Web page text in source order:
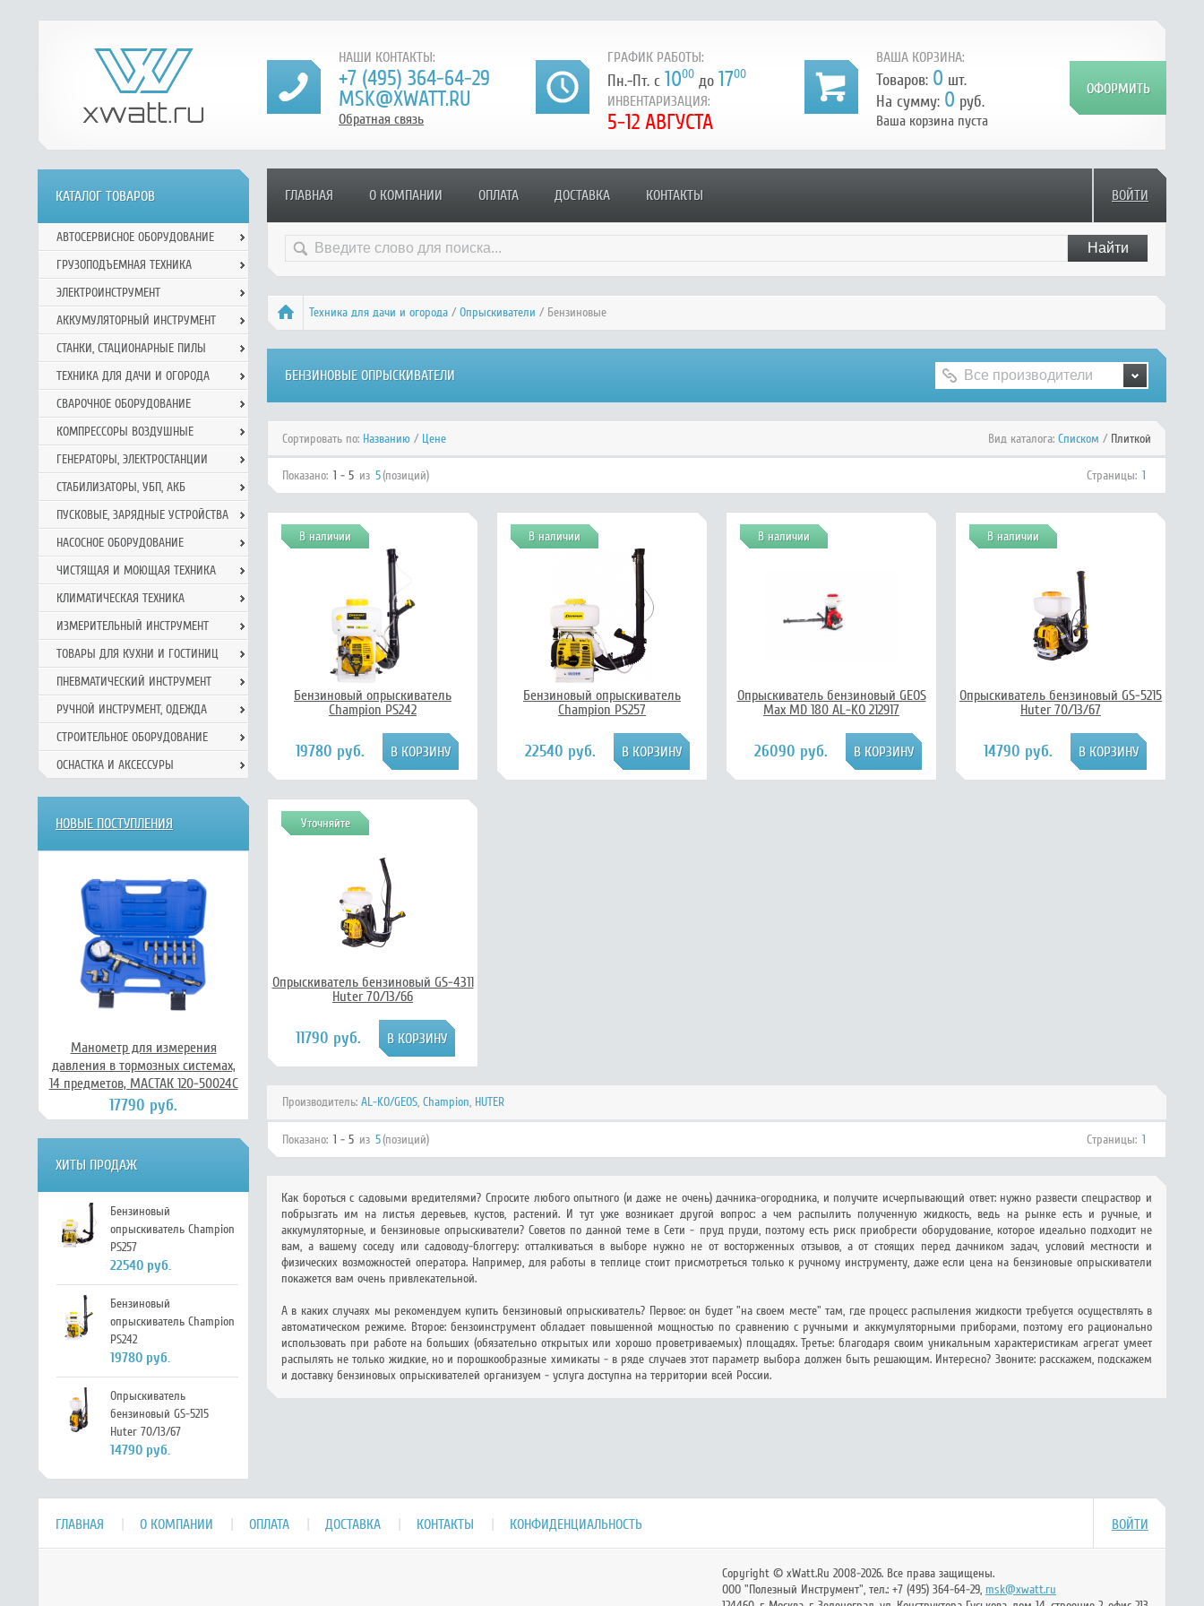
НАШИ КОНТАКТЫ:
+7 (495) 364-64-29
MSK@XWATT.RU
Обратная связь
ГРАФИК РАБОТЫ:
Пн.-Пт. с 1000 до 1700
ИНВЕНТАРИЗАЦИЯ:
5-12 АВГУСТА
ВАША КОРЗИНА:
Товаров: 0 шт.
На сумму: 0 руб.
Ваша корзина пуста
ГЛАВНАЯ О КОМПАНИИ ОПЛАТА ДОСТАВКА КОНТАКТЫ ВОЙТИ
Техника для дачи и огорода / Опрыскиватели / Бензиновые
БЕНЗИНОВЫЕ ОПРЫСКИВАТЕЛИ
Сортировать по: Названию / Цене Вид каталога: Списком / Плиткой
Показано: 1 - 5 из 5(позиций) Страницы: 1
В наличии
Бензиновый опрыскиватель
Champion PS242
19780 руб.
В наличии
Бензиновый опрыскиватель
Champion PS257
22540 руб.
В наличии
Опрыскиватель бензиновый GEOS
Max MD 180 AL-KO 212917
26090 руб.
В наличии
Опрыскиватель бензиновый GS-5215
Huter 70/13/67
14790 руб.
Уточняйте
Опрыскиватель бензиновый GS-4311
Huter 70/13/66
11790 руб.
Производитель: AL-KO/GEOS, Champion, HUTER
Показано: 1 - 5 из 5(позиций) Страницы: 1
Как бороться с садовыми вредителями? Спросите любого опытного (и даже не очень) дачника-огородника, и получите исчерпывающий ответ: нужно развести спецраствор и
побрызгать им на листья деревьев, кустов, растений. И тут уже возникает другой вопрос: а чем распылить полученную жидкость, ведь на рынке есть и ручные, и
аккумуляторные, и бензиновые опрыскиватели? Советов по данной теме в Сети - пруд пруди, поэтому есть риск приобрести оборудование, которое идеально подходит не
вам, а вашему соседу или садоводу-блоггеру: отталкиваться в выборе нужно не от восторженных отзывов, а от стоящих перед дачником задач, условий местности и
физических возможностей оператора. Например, для работы в теплице стоит присмотреться только к ручному инструменту, даже если цена на бензиновые опрыскиватели
покажется вам очень привлекательной.
А в каких случаях мы рекомендуем купить бензиновый опрыскиватель? Первое: он будет "на своем месте" там, где процесс распыления жидкости требуется осуществлять в
автоматическом режиме. Второе: бензоинструмент обладает повышенной мощностью по сравнению с ручными и аккумуляторными приборами, поэтому его рационально
использовать при работе на больших (обязательно открытых или хорошо проветриваемых) площадях. Третье: благодаря своим уникальным характеристикам агрегат умеет
распылять не только жидкие, но и порошкообразные химикаты - в ряде случаев этот параметр выбора должен быть решающим. Интересно? Звоните: расскажем, подскажем
и доставку бензиновых опрыскивателей организуем - услуга доступна на территории всей России.
КАТАЛОГ ТОВАРОВ
АВТОСЕРВИСНОЕ ОБОРУДОВАНИЕ
ГРУЗОПОДЪЕМНАЯ ТЕХНИКА
ЭЛЕКТРОИНСТРУМЕНТ
АККУМУЛЯТОРНЫЙ ИНСТРУМЕНТ
СТАНКИ, СТАЦИОНАРНЫЕ ПИЛЫ
ТЕХНИКА ДЛЯ ДАЧИ И ОГОРОДА
СВАРОЧНОЕ ОБОРУДОВАНИЕ
КОМПРЕССОРЫ ВОЗДУШНЫЕ
ГЕНЕРАТОРЫ, ЭЛЕКТРОСТАНЦИИ
СТАБИЛИЗАТОРЫ, УБП, АКБ
ПУСКОВЫЕ, ЗАРЯДНЫЕ УСТРОЙСТВА
НАСОСНОЕ ОБОРУДОВАНИЕ
ЧИСТЯЩАЯ И МОЮЩАЯ ТЕХНИКА
КЛИМАТИЧЕСКАЯ ТЕХНИКА
ИЗМЕРИТЕЛЬНЫЙ ИНСТРУМЕНТ
ТОВАРЫ ДЛЯ КУХНИ И ГОСТИНИЦ
ПНЕВМАТИЧЕСКИЙ ИНСТРУМЕНТ
РУЧНОЙ ИНCТРУМЕНТ, ОДЕЖДА
СТРОИТЕЛЬНОЕ ОБОРУДОВАНИЕ
ОСНАСТКА И АКСЕССУРЫ
НОВЫЕ ПОСТУПЛЕНИЯ
Манометр для измерения
давления в тормозных системах,
14 предметов, МАСТАК 120-50024C
17790 руб.
ХИТЫ ПРОДАЖ
Бензиновый
опрыскиватель Champion
PS257
22540 руб.
Бензиновый
опрыскиватель Champion
PS242
19780 руб.
Опрыскиватель
бензиновый GS-5215
Huter 70/13/67
14790 руб.
ГЛАВНАЯ О КОМПАНИИ ОПЛАТА ДОСТАВКА КОНТАКТЫ КОНФИДЕНЦИАЛЬНОСТЬ ВОЙТИ
Copyright © xWatt.Ru 2008-2026. Все права защищены.
ООО "Полезный Инструмент", тел.: +7 (495) 364-64-29, msk@xwatt.ru